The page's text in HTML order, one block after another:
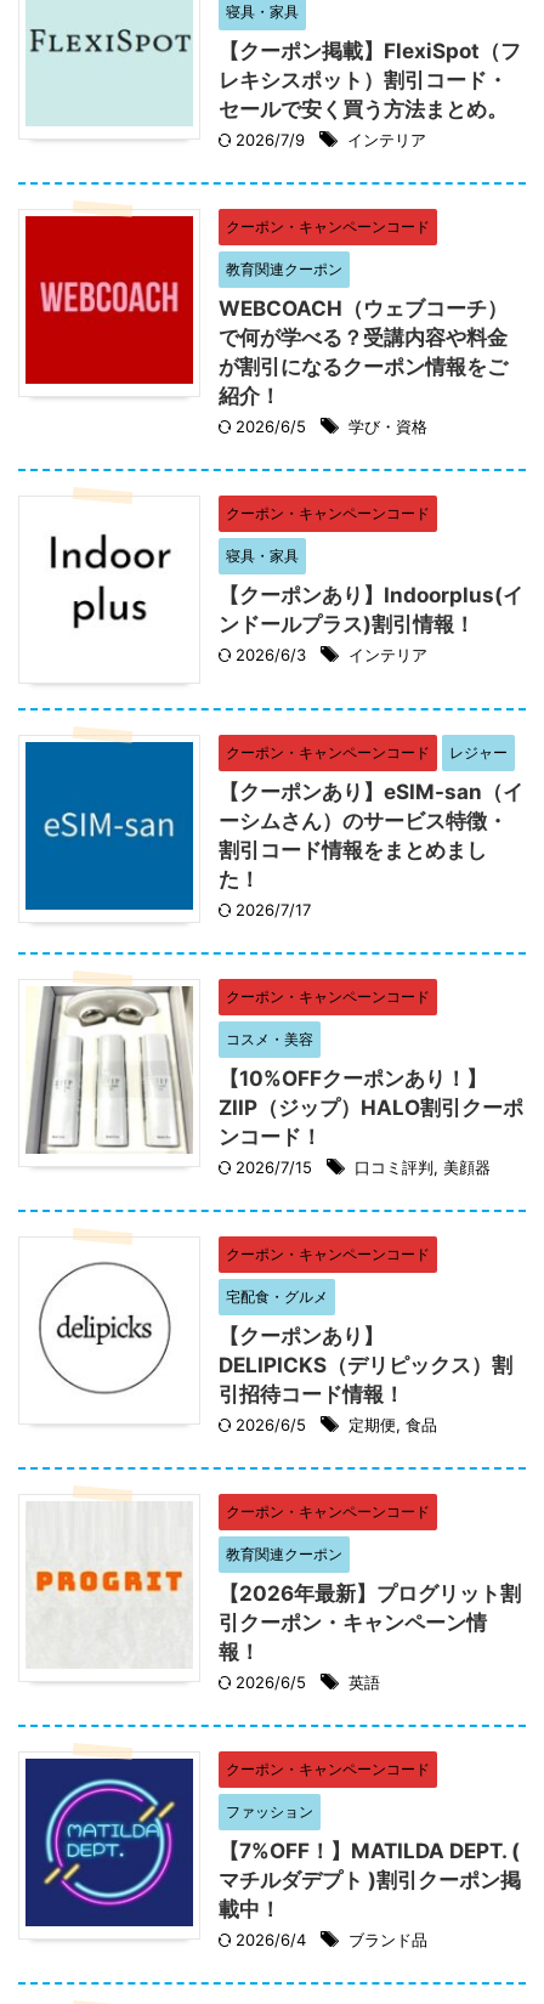
寝具・家具
【クーポン掲載】FlexiSpot（フ
レキシスポット）割引コード・
セールで安く買う方法まとめ。
2026/7/9 インテリア
クーポン・キャンペーンコード
教育関連クーポン
WEBCOACH（ウェブコーチ）
で何が学べる？受講内容や料金
が割引になるクーポン情報をご
紹介！
2026/6/5 学び・資格
クーポン・キャンペーンコード
寝具・家具
【クーポンあり】Indoorplus(イ
ンドールプラス)割引情報！
2026/6/3 インテリア
クーポン・キャンペーンコード レジャー
【クーポンあり】eSIM-san（イ
ーシムさん）のサービス特徴・
割引コード情報をまとめまし
た！
2026/7/17
クーポン・キャンペーンコード
コスメ・美容
【10%OFFクーポンあり！】
ZIIP（ジップ）HALO割引クーポ
ンコード！
2026/7/15 口コミ評判, 美顔器
クーポン・キャンペーンコード
宅配食・グルメ
【クーポンあり】
DELIPICKS（デリピックス）割
引招待コード情報！
2026/6/5 定期便, 食品
クーポン・キャンペーンコード
教育関連クーポン
【2026年最新】プログリット割
引クーポン・キャンペーン情
報！
2026/6/5 英語
クーポン・キャンペーンコード
ファッション
【7%OFF！】MATILDA DEPT. (
マチルダデプト )割引クーポン掲
載中！
2026/6/4 ブランド品